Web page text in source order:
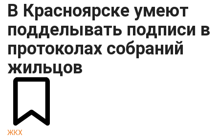
В Красноярске умеют
подделывать подписи в
протоколах собраний
жильцов
ЖКХ